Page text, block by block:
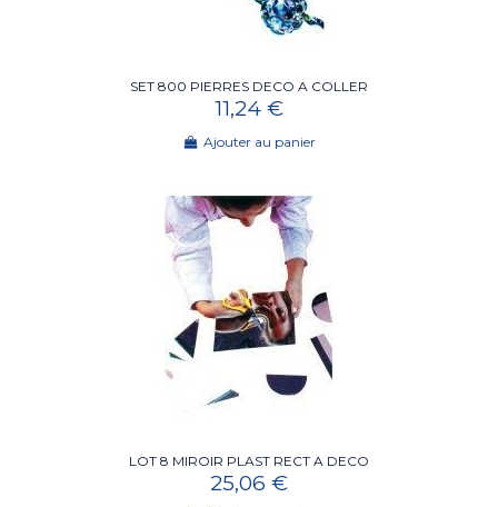
SET 800 PIERRES DECO A COLLER
11,24 €
Ajouter au panier
LOT 8 MIROIR PLAST RECT A DECO
25,06 €